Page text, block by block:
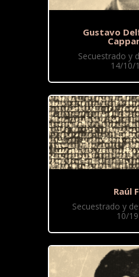
Gustavo
Secuestrado y
14/10/
Raúl
Secuestrado y
10/